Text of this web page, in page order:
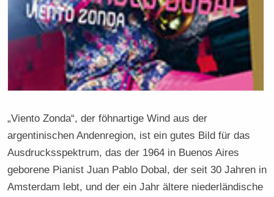
„Viento Zonda“, der föhnartige Wind aus der
argentinischen Andenregion, ist ein gutes Bild für das
Ausdrucksspektrum, das der 1964 in Buenos Aires
geborene Pianist Juan Pablo Dobal, der seit 30 Jahren in
Amsterdam lebt, und der ein Jahr ältere niederländische